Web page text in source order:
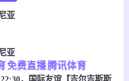
亚
亚
免费直播腾讯体育